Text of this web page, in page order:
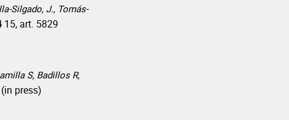
Silgado, J., Tomás-
15, art. 5829
S, Badillos R,
press)